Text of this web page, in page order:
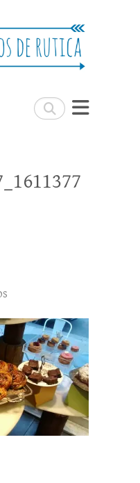
Buscar
Rutica